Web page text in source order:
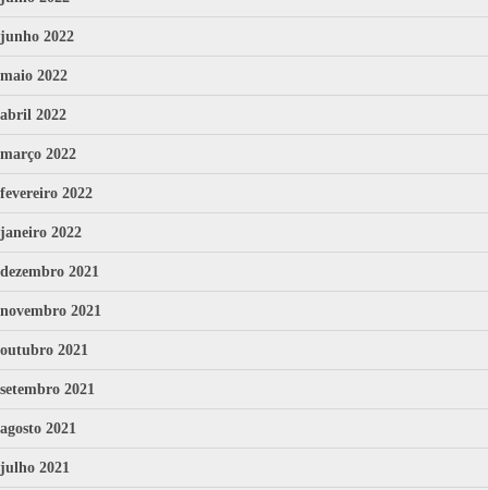
junho 2022
maio 2022
abril 2022
março 2022
fevereiro 2022
janeiro 2022
dezembro 2021
novembro 2021
outubro 2021
setembro 2021
agosto 2021
julho 2021